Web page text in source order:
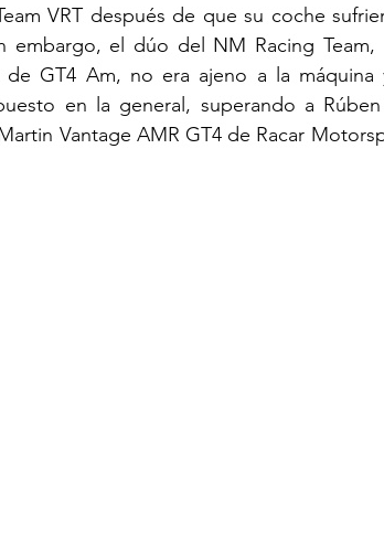
VRT después de que su coche
embargo, el dúo del NM Racing Team,
GT4 Am, no era ajeno a la máquina
en la general, superando a Rúben
Vantage AMR GT4 de Racar